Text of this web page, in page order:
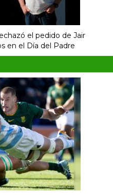
el pedido de Jair
en el Día del Padre